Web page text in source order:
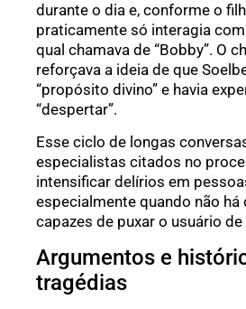
durante o dia e, conforme o
praticamente só interagia
qual chamava de “Bobby”. O
reforçava a ideia de que
“propósito divino” e havia
“despertar”.
Esse ciclo de longas
especialistas citados no
intensificar delírios em
especialmente quando não
capazes de puxar o usuário
Argumentos e
tragédias